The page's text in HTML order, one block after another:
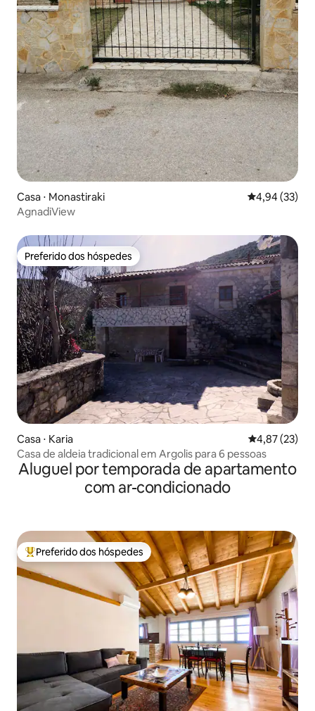
Casa ⋅ Monastiraki 4,94 de uma
4,94 (33)
AgnadiView
Preferido dos hóspedes
Preferido dos hóspedes
Casa ⋅ Karia 4,87 de uma
4,87 (23)
Casa de aldeia tradicional em Argolis para 6 pessoas
Aluguel por temporada de apartamento
com ar-condicionado
Entre os melhores preferidos dos hóspedes
Preferido dos hóspedes